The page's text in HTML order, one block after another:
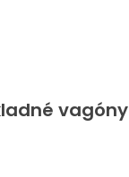
vagóny